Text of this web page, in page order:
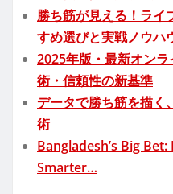
勝ち筋が見える！ライ
すめ選びと実戦ノウハ
2025年版・最新オン
術・信頼性の新基準
データで勝ち筋を描く
術
Bangladesh’s Big
Smarter…